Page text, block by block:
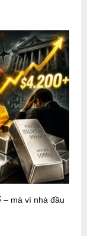
– mà vì nhà đầu